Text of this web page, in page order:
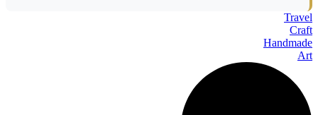
Travel
Craft
Handmade
Art